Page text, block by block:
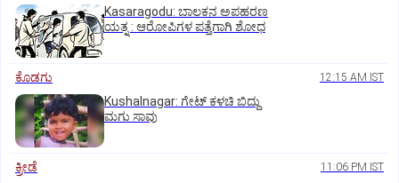
Kasaragodu: ಬಾಲಕನ ಅಪಹರಣ
ಯತ್ನ : ಆರೋಪಿಗಳ ಪತ್ತೆಗಾಗಿ ಶೋಧ
ಕೊಡಗು 12:15 AM IST
Kushalnagar: ಗೇಟ್ ಕಳಚಿ ಬಿದ್ದು
ಮಗು ಸಾವು
ಕ್ರೀಡೆ 11:06 PM IST